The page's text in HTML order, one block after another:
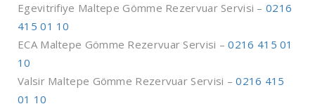
Egevitrifiye Maltepe Gömme Rezervuar Servisi –0216
415 01 10
ECA Maltepe Gömme Rezervuar Servisi –0216 415 01
10
Valsir Maltepe Gömme Rezervuar Servisi –0216 415
01 10